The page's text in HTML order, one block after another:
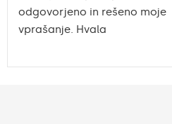
odgovorjeno in rešeno moje
vprašanje. Hvala